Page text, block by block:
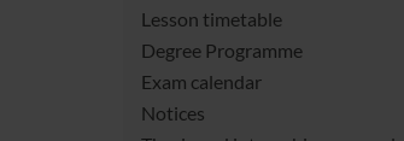
Lesson timetable
Degree Programme
Exam calendar
Notices